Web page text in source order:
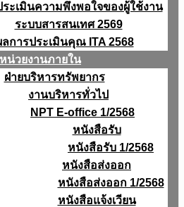
ะเมินความพึงพอใจของผู้ใช้งาน
ระบบสารสนเทศ 2569
ลการประเมินคุณ ITA 2568
หน่วยงานภายใน
ฝ่ายบริหารทรัพยากร
งานบริหารทั่วไป
NPT E-office 1/2568
หนังสือรับ
หนังสือรับ 1/2568
หนังสือส่งออก
หนังสือส่งออก 1/2568
หนังสือแจ้งเวียน